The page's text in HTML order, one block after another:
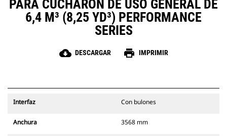
PARA CUCHARÓN DE USO GENERAL DE
6,4 M³ (8,25 YD³) PERFORMANCE
SERIES
cloud_download DESCARGAR print IMPRIMIR
Interfaz Con bulones
Anchura 3568 mm